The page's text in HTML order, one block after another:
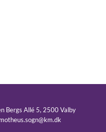
Allé 5, 2500 Valby